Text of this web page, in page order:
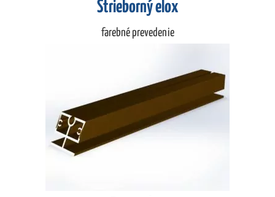
Strieborný elox
farebné prevedenie